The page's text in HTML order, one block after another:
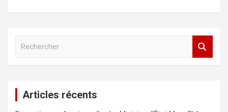
Articles récents